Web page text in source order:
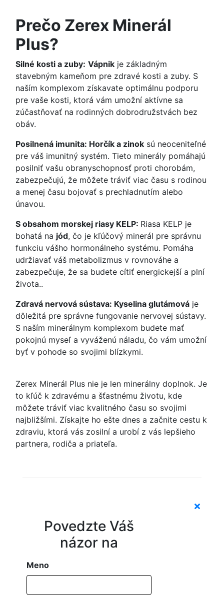
Prečo Zerex Minerál
Plus?
Silné kosti a zuby: Vápnik je základným
stavebným kameňom pre zdravé kosti a zuby. S
naším komplexom získavate optimálnu podporu
pre vaše kosti, ktorá vám umožní aktívne sa
zúčastňovať na rodinných dobrodružstvách bez
obáv.
Posilnená imunita: Horčík a zinok sú neoceniteľné
pre váš imunitný systém. Tieto minerály pomáhajú
posilniť vašu obranyschopnosť proti chorobám,
zabezpečujú, že môžete tráviť viac času s rodinou
a menej času bojovať s prechladnutím alebo
únavou.
S obsahom morskej riasy KELP: Riasa KELP je
bohatá na jód, čo je kľúčový minerál pre správnu
funkciu vášho hormonálneho systému. Pomáha
udržiavať váš metabolizmus v rovnováhe a
zabezpečuje, že sa budete cítiť energickejší a plní
života..
Zdravá nervová sústava: Kyselina glutámová je
dôležitá pre správne fungovanie nervovej sústavy.
S naším minerálnym komplexom budete mať
pokojnú myseľ a vyváženú náladu, čo vám umožní
byť v pohode so svojimi blízkymi.
Zerex Minerál Plus nie je len minerálny doplnok. Je
to kľúč k zdravému a šťastnému životu, kde
môžete tráviť viac kvalitného času so svojimi
najbližšími. Získajte ho ešte dnes a začnite cestu k
zdraviu, ktorá vás zosilní a urobí z vás lepšieho
partnera, rodiča a priateľa.
Povedzte Váš
názor na
Meno